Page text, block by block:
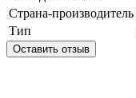
Страна-производитель
Тип
Оставить отзыв